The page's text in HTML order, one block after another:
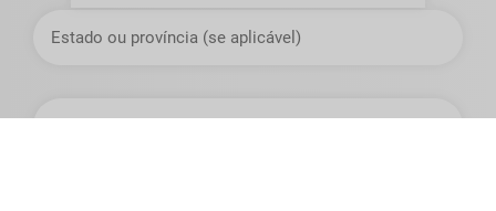
Província
Vila